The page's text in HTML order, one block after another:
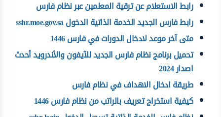
رابط الاستعلام عن ترقية المعلمين عبر نظام فارس
رابط فارس الجديد الخدمة الذاتية الدخول sshr.moe.gov.sa
متى آخر موعد لادخال الدورات في فارس 1446
تحميل برنامج نظام فارس الجديد للآيفون والأندرويد أحدث
اصدار 2024
طريقة ادخال الاهداف في نظام فارس
كيفية استخراج تعريف بالراتب من نظام فارس 1446